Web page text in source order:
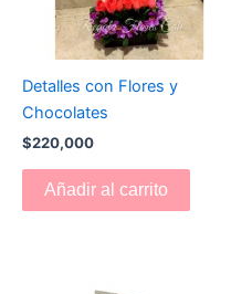
Detalles con Flores y
Chocolates
$220,000
Añadir al carrito